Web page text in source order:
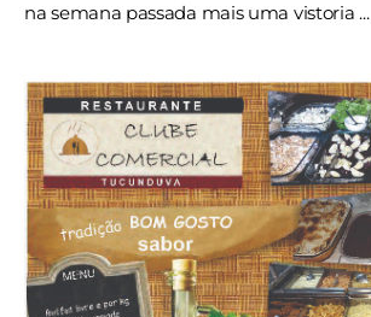
na semana passada mais uma vistoria ...